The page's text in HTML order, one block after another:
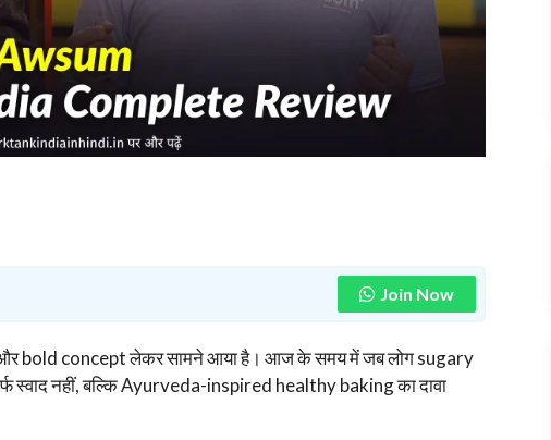
Join Now
bold concept लेकर सामने आया है। आज के समय में जब लोग sugary
स्वाद नहीं, बल्कि Ayurveda-inspired healthy baking का दावा